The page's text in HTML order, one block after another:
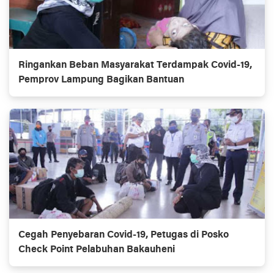
Ringankan Beban Masyarakat Terdampak Covid-19,
Pemprov Lampung Bagikan Bantuan
Cegah Penyebaran Covid-19, Petugas di Posko
Check Point Pelabuhan Bakauheni